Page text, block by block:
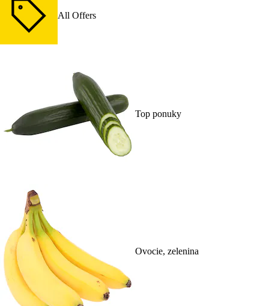
All Offers
Top ponuky
Ovocie, zelenina